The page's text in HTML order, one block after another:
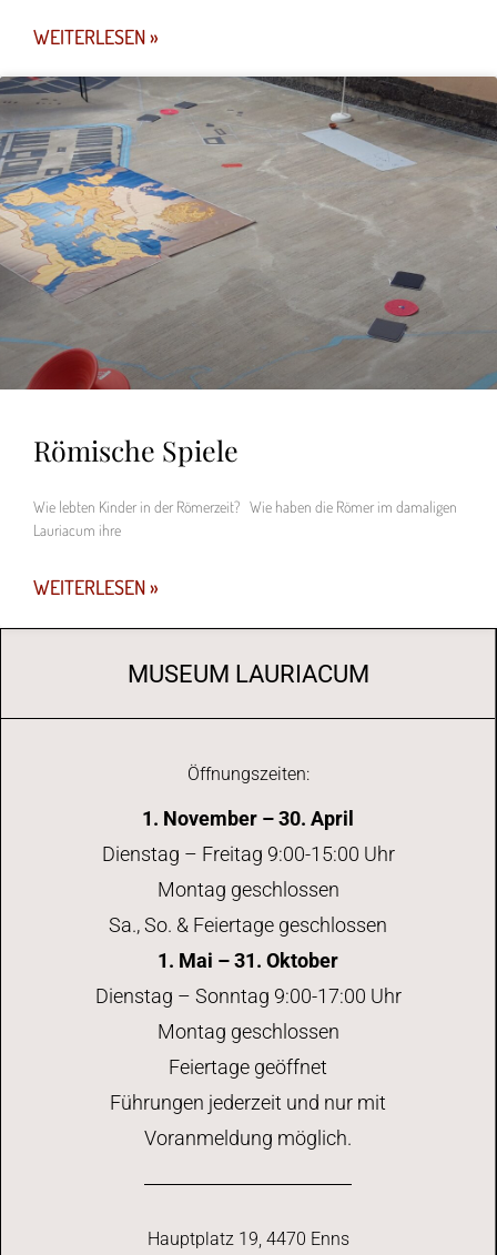
WEITERLESEN »
Römische Spiele
Wie lebten Kinder in der Römerzeit? Wie haben die Römer im damaligen
Lauriacum ihre
WEITERLESEN »
MUSEUM LAURIACUM
Öffnungszeiten:
1. November – 30. April
Dienstag – Freitag 9:00-15:00 Uhr
Montag geschlossen
Sa., So. & Feiertage geschlossen
1. Mai – 31. Oktober
Dienstag – Sonntag 9:00-17:00 Uhr
Montag geschlossen
Feiertage geöffnet
Führungen jederzeit und nur mit
Voranmeldung möglich.
Hauptplatz 19, 4470 Enns